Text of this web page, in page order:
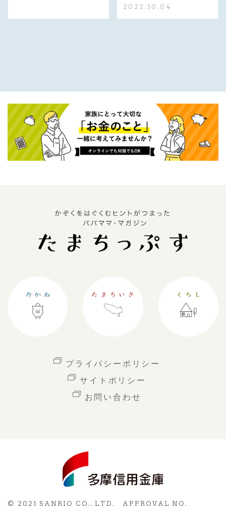
2022.10.04
プライバシーポリシー
サイトポリシー
お問い合わせ
© 2021 SANRIO CO., LTD. APPROVAL NO.